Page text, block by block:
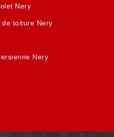
Nery
de toiture Nery
Nery